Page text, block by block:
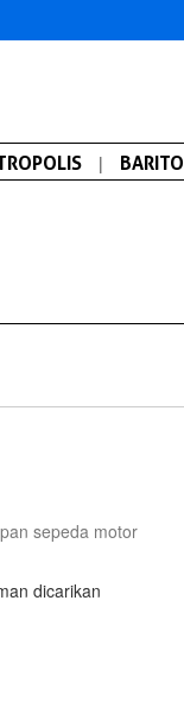
| BARITO
sepeda motor
dicarikan